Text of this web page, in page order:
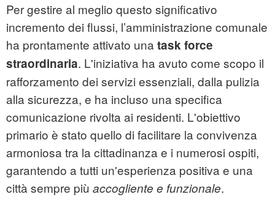
Per gestire al meglio questo significativo
incremento dei flussi, l’amministrazione comunale
ha prontamente attivato una task force
straordinaria. L'iniziativa ha avuto come scopo il
rafforzamento dei servizi essenziali, dalla pulizia
alla sicurezza, e ha incluso una specifica
comunicazione rivolta ai residenti. L'obiettivo
primario è stato quello di facilitare la convivenza
armoniosa tra la cittadinanza e i numerosi ospiti,
garantendo a tutti un'esperienza positiva e una
città sempre più accogliente e funzionale.